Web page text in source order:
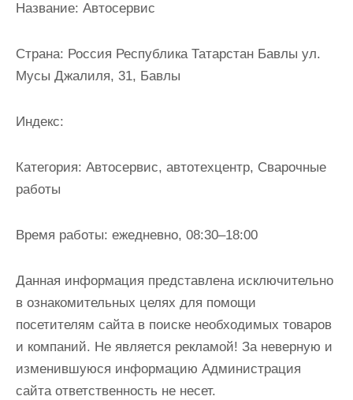
Название: Автосервис
Страна: Россия Республика Татарстан Бавлы ул.
Мусы Джалиля, 31, Бавлы
Индекс:
Категория: Автосервис, автотехцентр, Сварочные
работы
Время работы: ежедневно, 08:30–18:00
Данная информация представлена исключительно
в ознакомительных целях для помощи
посетителям сайта в поиске необходимых товаров
и компаний. Не является рекламой! За неверную и
изменившуюся информацию Администрация
сайта ответственность не несет.